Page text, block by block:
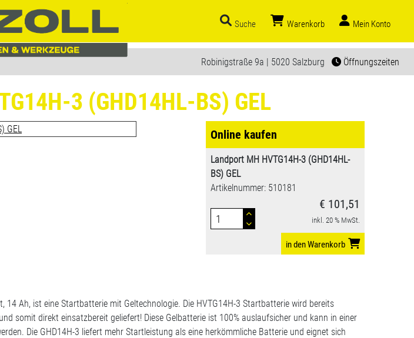
Mein Konto
Warenkorb
Suche
Robinigstraße 9a | 5020 Salzburg Öffnungszeiten
3 (GHD14HL-BS) GEL
Online kaufen
Landport MH HVTG14H-3 (GHD14HL-
BS) GEL
Artikelnummer: 510181
€ 101,51
inkl. 20 % MwSt.
in den Warenkorb
14 Ah, ist eine Startbatterie mit Geltechnologie. Die HVTG14H-3 Startbatterie wird bereits
somit direkt einsatzbereit geliefert! Diese Gelbatterie ist 100% auslaufsicher und kann in einer
Die GHD14H-3 liefert mehr Startleistung als eine herkömmliche Batterie und eignet sich